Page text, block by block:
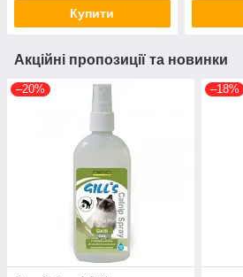
Купити
Акційні пропозиції та новинки
–20% –18%